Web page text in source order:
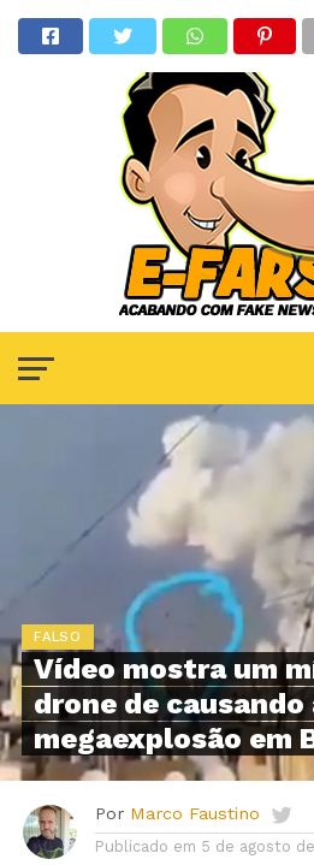
FALSO
Vídeo mostra um
drone de causando
megaexplosão em
Por Marco Faustino
Publicado em 5 de agosto